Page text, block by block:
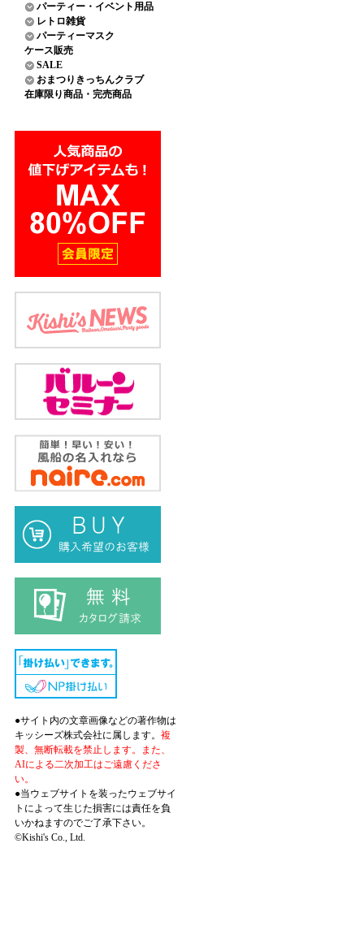
パーティー・イベント用品
レトロ雑貨
パーティーマスク
ケース販売
SALE
おまつりきっちんクラブ
在庫限り商品・完売商品
●サイト内の文章画像などの著作物は
キッシーズ株式会社に属します。 複
製、無断転載を禁止します。また、
AIによる二次加工はご遠慮くださ
い。
●当ウェブサイトを装ったウェブサイ
トによって生じた損害には責任を負
いかねますのでご了承下さい。
©Kishi's Co., Ltd.